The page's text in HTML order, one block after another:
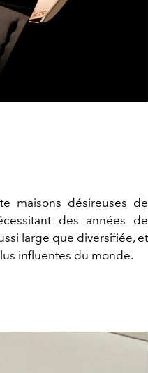
maisons désireuses de
des années de
large que diversifiée, et
influentes du monde.